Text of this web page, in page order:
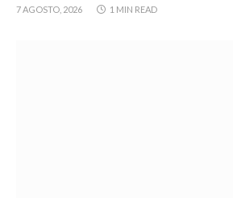
7 AGOSTO, 2026 1 MIN READ